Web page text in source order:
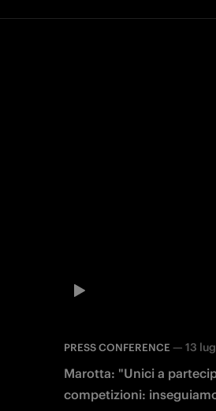
PRESS CONFERENCE —13
Marotta: "Unici a
competizioni: